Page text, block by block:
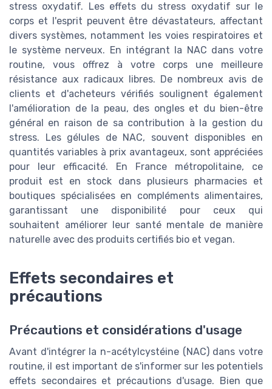
stress oxydatif. Les effets du stress oxydatif sur le
corps et l'esprit peuvent être dévastateurs, affectant
divers systèmes, notamment les voies respiratoires et
le système nerveux. En intégrant la NAC dans votre
routine, vous offrez à votre corps une meilleure
résistance aux radicaux libres. De nombreux avis de
clients et d'acheteurs vérifiés soulignent également
l'amélioration de la peau, des ongles et du bien-être
général en raison de sa contribution à la gestion du
stress. Les gélules de NAC, souvent disponibles en
quantités variables à prix avantageux, sont appréciées
pour leur efficacité. En France métropolitaine, ce
produit est en stock dans plusieurs pharmacies et
boutiques spécialisées en compléments alimentaires,
garantissant une disponibilité pour ceux qui
souhaitent améliorer leur santé mentale de manière
naturelle avec des produits certifiés bio et vegan.
Effets secondaires et
précautions
Précautions et considérations d'usage
Avant d'intégrer la n-acétylcystéine (NAC) dans votre
routine, il est important de s'informer sur les potentiels
effets secondaires et précautions d'usage. Bien que